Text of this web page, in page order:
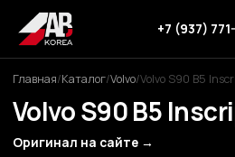
+7 (937)
Главная/Каталог/Volvo/Volvo S90 B5
Volvo S90 B5
Оригинал на сайте →